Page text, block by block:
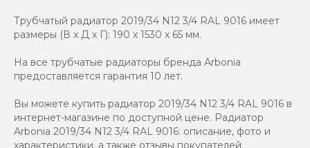
Трубчатый радиатор 2019/34 N12 3/4 RAL 9016 имеет
размеры (В x Д x Г): 190 x 1530 x 65 мм.
На все трубчатые радиаторы бренда Аrbonia
предоставляется гарантия 10 лет.
Вы можете купить радиатор 2019/34 N12 3/4 RAL 9016 в
интернет-магазине по доступной цене. Радиатор
Arbonia 2019/34 N12 3/4 RAL 9016: описание, фото и
характеристики, а также отзывы покупателей.